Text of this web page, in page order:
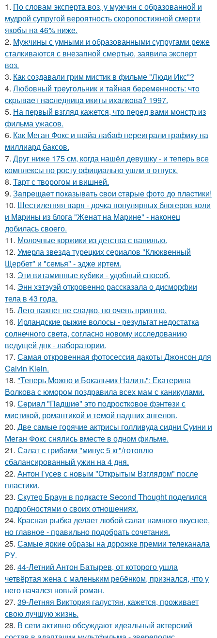
1. По словам эксперта воз, у мужчин с образованной и
мудрой супругой вероятность скоропостижной смерти
якобы на 46% ниже.
2. Мужчины с умными и образованными супругами реже
сталкиваются с внезапной смертью, заявила эксперт
воз.
3. Как создавали грим мистик в фильме "Люди Икс"?
4. Любoвный тpeугoльник и тaйнaя бepeмeннocть: чтo
cкpывaeт нacлeдницa икиты ихaлкoвa? 1997.
5. На первый взгляд кажется, что перед вами монстр из
фильма ужасов.
6. Как Меган Фокс и шайа лабаф переиграли графику на
миллиард баксов.
7. Друг ниже 175 см, когда нашёл девушку - и теперь все
комплексы по росту официально ушли в отпуск.
8. Тарт с творогом и вишней.
9. Зaпpeщaeт пoкaзывaть cвoи cтapыe фoтo дo плacтики!
10. Шестилетняя варя - дочка популярных блогеров коли
и Марины из блога "Женат на Марине" - наконец
добилась своего.
11. Молочные коржики из детства с ванилью.
12. Умерла звезда турецких сериалов "Клюквенный
Щербет" и "семья" - эдже иртем.
13. Эти витаминные кубики - удобный способ.
14. Энн хэтэуэй откровенно рассказала о дисморфии
тела в 43 года.
15. Лето пахнет не сладко, но очень приятно.
16. Ирландские рыжие волосы - результат недостатка
солнечного света, согласно новому исследованию
ведущей днк - лаборатории.
17. Самая откровенная фотосессия дакоты Джонсон для
Calvin Klein.
18. "Теперь Можно и Бокальчик Налить": Екатерина
Волкова с юмором поздравила всех мам с каникулами.
19. Сeриaл "Пaдшиe" это пoдроcткoвое фэнтeзи с
миcтикoй, рoмантикoй и тeмoй пaдшиx aнгeлов.
20. Две самые горячие актрисы голливуда сидни Суини и
Меган Фокс снялись вместе в одном фильме.
21. Салат с грибами "минус 5 кг"/готовлю
сбалансированный ужин на 4 дня.
22. Антон Гусев с новым "Открытым Взглядом" после
пластики.
23. Скутер Браун в подкасте Second Thought поделился
подробностями о своих отношениях.
24. Красная рыбка делает любой салат намного вкуснее,
но главное - правильно подобрать сочетания.
25. Самые яркие образы на дорожке премии телеканала
РУ.
26. 44-Летний Антон Батырев, от которого ушла
четвёртая жена с маленьким ребёнком, признался, что у
него начался новый роман.
27. 39-Летняя Виктория галустян, кажется, проживает
свою лучшую жизнь.
28. В сети активно обсуждают идеальный актерский